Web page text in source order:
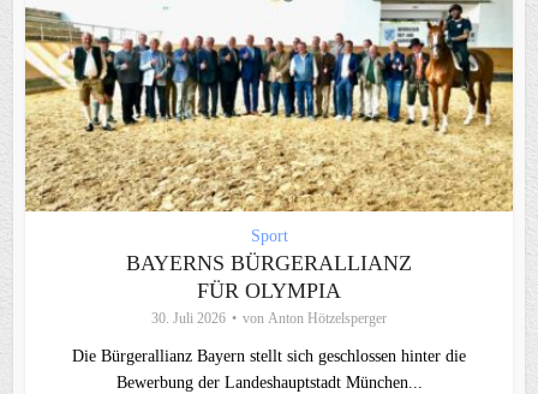
Sport
BAYERNS BÜRGERALLIANZ
FÜR OLYMPIA
30. Juli 2026 von Anton Hötzelsperger
Die Bürgerallianz Bayern stellt sich geschlossen hinter die
Bewerbung der Landeshauptstadt München...